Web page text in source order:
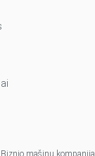
mašinų kompanija